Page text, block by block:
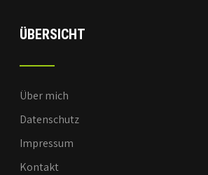
ÜBERSICHT
Über mich
Datenschutz
Impressum
Kontakt